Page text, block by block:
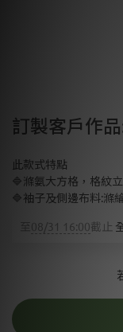
訂製客戶作
此款式特點
🔷滌氨大方格，格紋
🔷袖子及側邊布料:滌
08/31 16:00截止